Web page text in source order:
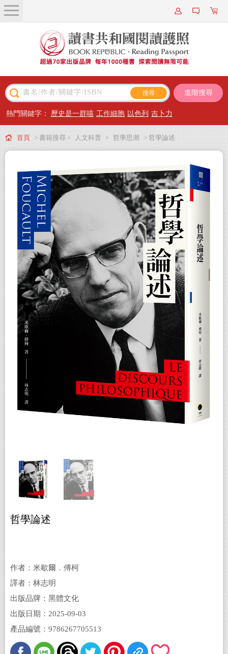
關於我們
近期新書
主題閱讀
出版專區
會員專屬
會員儲值方案
進階搜尋
熱門關鍵字： 歷史是一群喵 工作細胞 以色列 吉卜力
首頁 > 書籍搜尋 > 人文科普 > 哲學思潮 > 哲學論述
哲學論述
作者：米歇爾．傅柯
譯者：林志明
出版品牌：黑體文化
出版日期：2025-09-03
產品編號：9786267705513